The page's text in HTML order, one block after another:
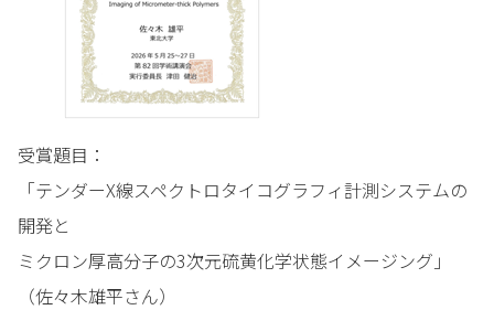
受賞題目：
「テンダーX線スペクトロタイコグラフィ計測システムの
開発と
ミクロン厚高分子の3次元硫黄化学状態イメージング」
（佐々木雄平さん）